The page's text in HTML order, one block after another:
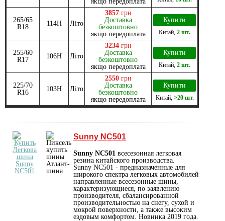
265/65
R18
114H Літо
3857 грн
Доставка
безкоштовно
якщо передоплата
Купити
Китай 2 шт.
255/60
R17
106H Літо
3234 грн
Доставка
безкоштовно
якщо передоплата
Купити
Китай 2 шт.
225/70
R16
103H Літо
2550 грн
Доставка
безкоштовно
якщо передоплата
Купити
Китай, >20 шт.
Sunny NC501
Sunny NC501 всесезонная легковая
резина китайского производства.
Sunny NC501 - предназначенные для
широкого спектра легковых автомобилей
направленные всесезонные шины,
характеризующиеся, по заявлению
производителя, сбалансированной
производительностью на снегу, сухой и
мокрой поверхности, а также высоким
ездовым комфортом. Новинка 2019 года.